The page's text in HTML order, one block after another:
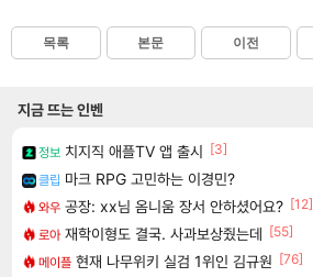
목록 본문 이전
지금 뜨는 인벤
정보 치지직 애플TV 앱 출시 [3]
클립 마크 RPG 고민하는 이경민?
와우 공장: xx님 옴니움 장서 안하셨어요? [12]
로아 재학이형도 결국. 사과보상줬는데 [55]
메이플 현재 나무위키 실검 1위인 김규원 [76]